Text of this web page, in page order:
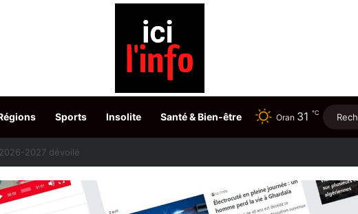
Sports Insolite Santé & Bien-être Oran 31 ℃